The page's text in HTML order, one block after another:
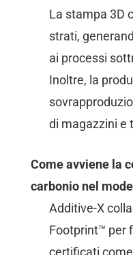
La stampa 3D
strati,
ai processi
Inoltre, la
di magazzini e
Come avviene la
carbonio nel
Additive-X
Footprint™ per
certificati